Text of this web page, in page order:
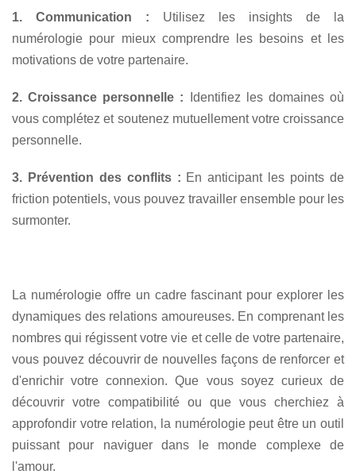
1. Communication : Utilisez les insights de la
numérologie pour mieux comprendre les besoins et les
motivations de votre partenaire.
2. Croissance personnelle : Identifiez les domaines où
vous complétez et soutenez mutuellement votre croissance
personnelle.
3. Prévention des conflits : En anticipant les points de
friction potentiels, vous pouvez travailler ensemble pour les
surmonter.
La numérologie offre un cadre fascinant pour explorer les
dynamiques des relations amoureuses. En comprenant les
nombres qui régissent votre vie et celle de votre partenaire,
vous pouvez découvrir de nouvelles façons de renforcer et
d'enrichir votre connexion. Que vous soyez curieux de
découvrir votre compatibilité ou que vous cherchiez à
approfondir votre relation, la numérologie peut être un outil
puissant pour naviguer dans le monde complexe de
l'amour.